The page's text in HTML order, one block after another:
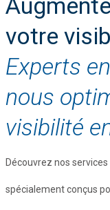
votre
Experts
nous
visibilité
Découvrez nos services
spécialement conçus